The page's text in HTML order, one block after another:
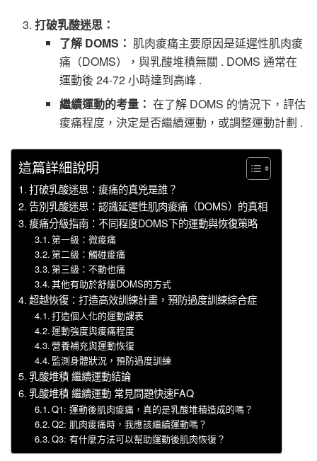
打破乳酸迷思：
了解 DOMS： 肌肉痠痛主要原因是延遲性肌肉痠
痛（DOMS），與乳酸堆積無關 . DOMS 通常在
運動後 24-72 小時達到高峰 .
繼續運動的考量： 在了解 DOMS 的情況下，評估
痠痛程度，決定是否繼續運動，或調整運動計劃 .
這篇詳細說明
打破乳酸迷思：痠痛的真兇是誰？
告別乳酸迷思：認識延遲性肌肉痠痛（DOMS）的真相
痠痛分級指南：不同程度DOMS下的運動與恢復策略
第一級：微痠痛
第二級：觸碰痠痛
第三級：不動也痛
其他有助於舒緩DOMS的方式
超越恢復：打造高效訓練計畫，預防過度訓練綜合症
打造個人化的運動課表
運動強度與痠痛程度
營養補充與運動恢復
監測身體狀況，預防過度訓練
乳酸堆積 繼續運動結論
乳酸堆積 繼續運動 常見問題快速FAQ
Q1: 運動後肌肉痠痛，真的是乳酸堆積造成的嗎？
Q2: 肌肉痠痛時，我應該繼續運動嗎？
Q3: 有什麼方法可以幫助運動後肌肉恢復？